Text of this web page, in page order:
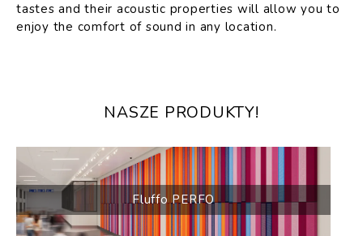
tastes and their acoustic properties will allow you to
enjoy the comfort of sound in any location.
NASZE PRODUKTY!
Fluffo PERFO